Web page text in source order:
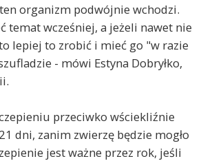
organizm podwójnie wchodzi.
temat wcześniej, a jeżeli nawet nie
lepiej to zrobić i mieć go "w razie
- mówi Estyna Dobryłko,
przeciwko wściekliźnie
dni, zanim zwierzę będzie mogło
jest ważne przez rok, jeśli